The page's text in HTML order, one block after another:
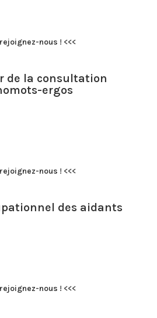
rejoignez-nous ! <<<
de la consultation
ergos
rejoignez-nous ! <<<
des aidants
rejoignez-nous ! <<<